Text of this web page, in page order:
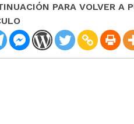
PARA VOLVER A